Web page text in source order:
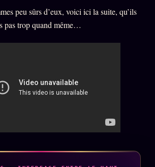
peu sûrs d’eux, voici ici la suite, qu’ils
pas trop quand même…